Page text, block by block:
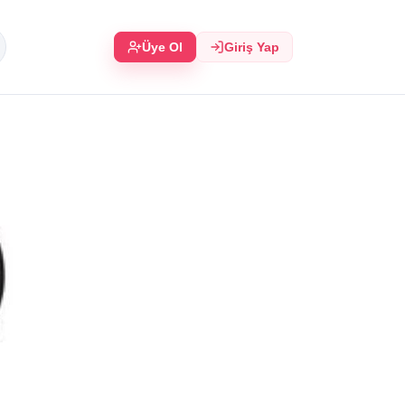
Üye Ol Giriş Yap